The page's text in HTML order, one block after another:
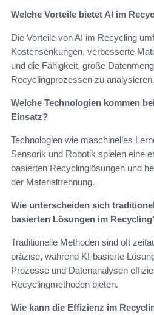
Welche Vorteile bietet AI im
Die Vorteile von AI im Recycling
Kostensenkungen, verbesserte
und die Fähigkeit, große
Recyclingprozessen zu analysieren.
Welche Technologien kommen
Einsatz?
Technologien wie maschinelles
Sensorik und Robotik spielen eine
basierten Recyclinglösungen und
der Materialtrennung.
Wie unterscheiden sich
basierten Lösungen im
Traditionelle Methoden sind oft
präzise, während KI-basierte
Prozesse und Datenanalysen
Recyclingmethoden bieten.
Wie kann die Effizienz im